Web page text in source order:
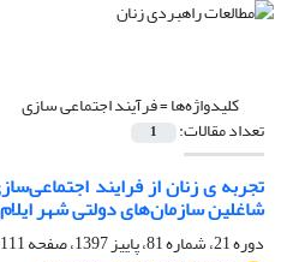
کلیدواژه‌ها =فرآیند اجتماعی سازی
تعداد مقالات: 1
تجربه ی زنان از فرایند
شاغلین سازمان‌های دولتی شهر
دوره 21، شماره 81، پاییز 1397، صفحه
111-141